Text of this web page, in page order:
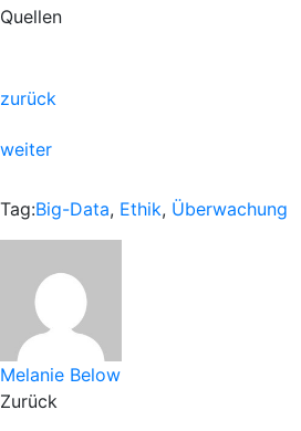
Quellen
zurück
weiter
Tag:Big-Data, Ethik, Überwachung
Melanie Below
Zurück